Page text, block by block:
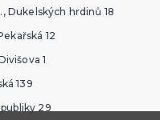
Dukelských hrdinů 18
12
1
139
29